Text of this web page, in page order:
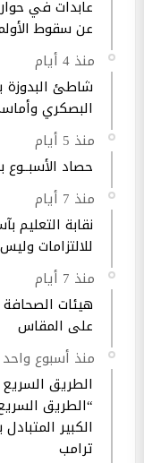
عابدات في
عن سقوط
منذ 4 أيام
شاطئ البدوزة
البصكري
منذ 5 أيام
حصاد الأسبــوع
منذ 7 أيام
للالتزامات
منذ 7 أيام
هيئات الصحافة
على المقاس
منذ أسبوع واحد
الطريق
“الطريق
الكبير
ترامب